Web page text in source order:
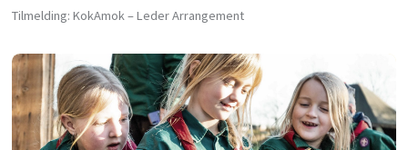
Tilmelding: KokAmok – Leder Arrangement